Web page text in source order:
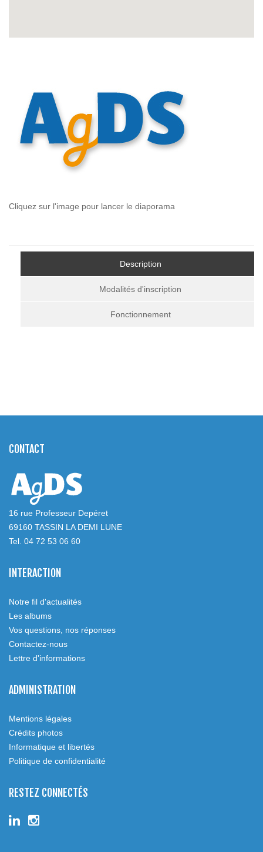
Cliquez sur l'image pour lancer le diaporama
Description
Modalités d'inscription
Fonctionnement
CONTACT
16 rue Professeur Depéret
69160 TASSIN LA DEMI LUNE
Tel. 04 72 53 06 60
INTERACTION
Notre fil d'actualités
Les albums
Vos questions, nos réponses
Contactez-nous
Lettre d'informations
ADMINISTRATION
Mentions légales
Crédits photos
Informatique et libertés
Politique de confidentialité
RESTEZ CONNECTÉS